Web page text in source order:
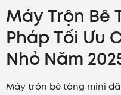
Máy Trộn Bê
Pháp Tối Ưu
Nhỏ Năm
Máy trộn bê tông mini